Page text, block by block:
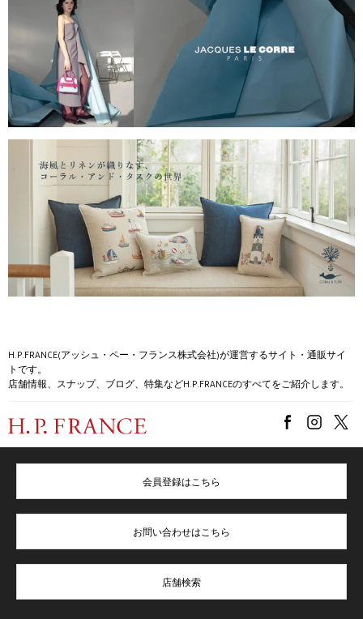
H.P.FRANCE(アッシュ・ペー・フランス株式会社)が運営するサイト・通販サイ
トです。
店舗情報、スナップ、ブログ、特集などH.P.FRANCEのすべてをご紹介します。
会員登録はこちら
お問い合わせはこちら
店舗検索